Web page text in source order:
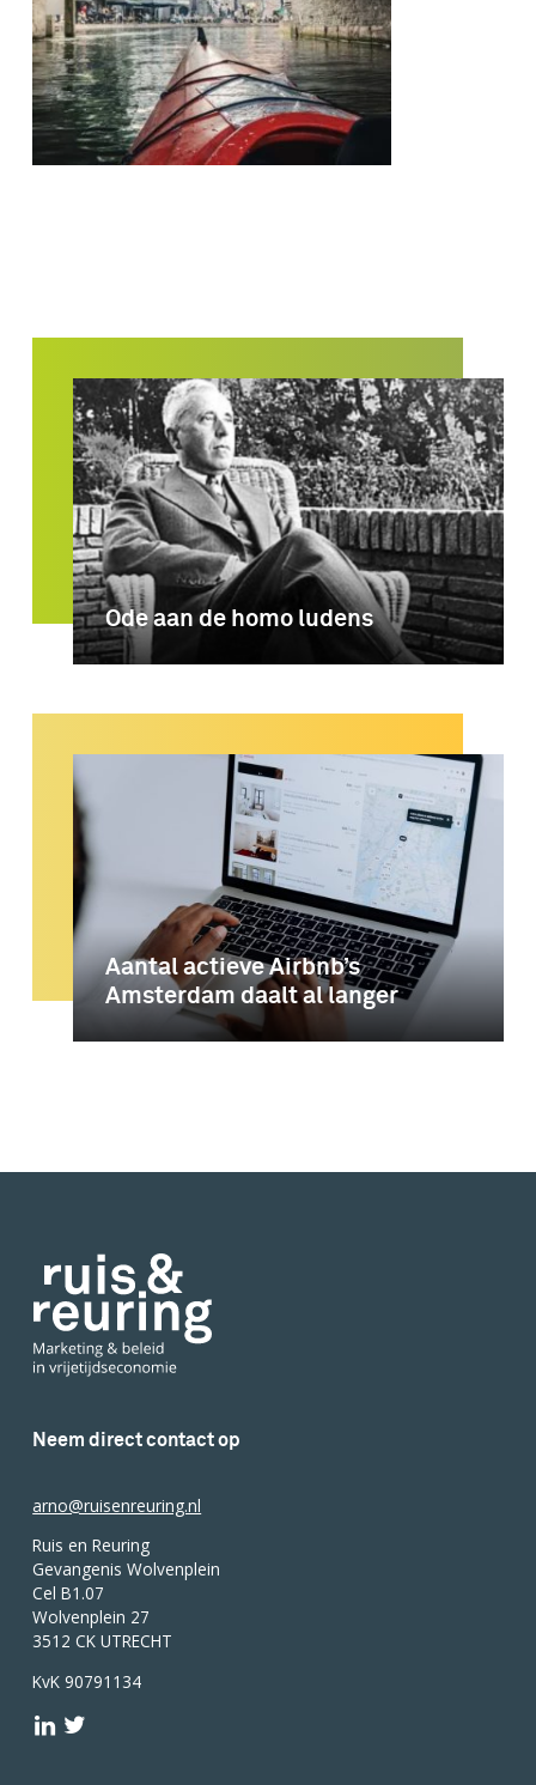
Ode aan de homo ludens
Aantal actieve Airbnb’s
Amsterdam daalt al langer
Neem direct contact op
arno@ruisenreuring.nl
Ruis en Reuring
Gevangenis Wolvenplein
Cel B1.07
Wolvenplein 27
3512 CK UTRECHT
KvK 90791134